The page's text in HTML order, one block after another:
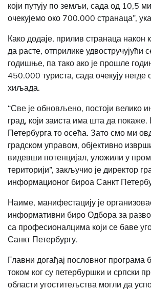
који путују по земљи, сада од 10,5
очекујемо око 700.000 странаца”,
Како додаје, прилив странаца
да расте, отприлике удвостручујући
годишње, па тако ако је прошле
450.000 туриста, сада очекују
хиљада.
“Све је обновљено, постоји велико
град, који заиста има шта да
Петербурга то осећа. Зато смо ми
градском управом, објективно
видевши потенцијал, уложили у
територији”, закључио је директор
информационог бироа Санкт
Наиме, манифестацију је
информативни биро Одбора за
са професионалцима који се баве
Санкт Петербургу.
Главни догађај пословног програма
током ког су петербуршки и српски
области угоститељства могли да